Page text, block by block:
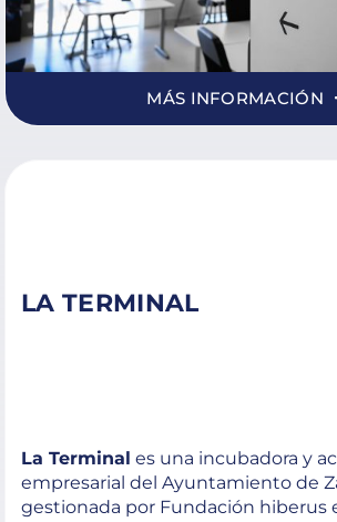
MÁS INFORMACIÓN
LA TERMINAL
La Terminal es una incubadora y
empresarial del Ayuntamiento de
gestionada por Fundación hiberus